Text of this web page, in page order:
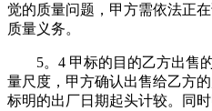
觉的质量问题，甲方需依法正
质量义务。
5。4 甲标的目的乙方出售
量尺度，甲方确认出售给乙方
标明的出厂日期起头计较。同